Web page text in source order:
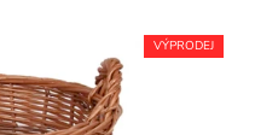
VÝPRODEJ